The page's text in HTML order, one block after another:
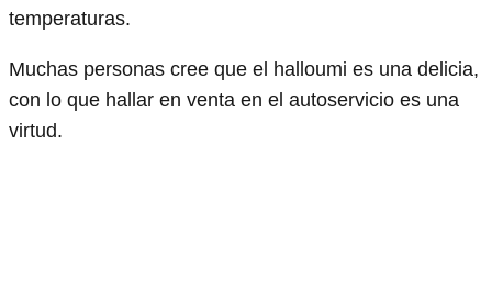
temperaturas.
Muchas personas cree que el halloumi es una delicia,
con lo que hallar en venta en el autoservicio es una
virtud.